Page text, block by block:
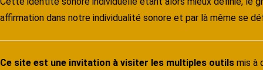
affirmation dans notre individualité sonore et par là même se
Ce site est une invitation à visiter les multiples outils mis à